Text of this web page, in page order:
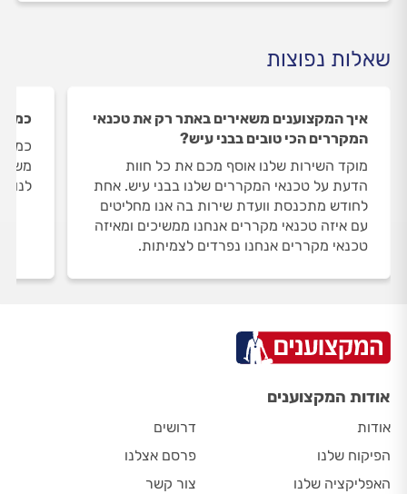
שאלות נפוצות
איך המקצוענים משאירים באתר רק את טכנאי
המקררים הכי טובים בבני עיש?
מוקד השירות שלנו אוסף מכם את כל חוות
הדעת על טכנאי המקררים שלנו בבני עיש. אחת
לחודש מתכנסת וועדת שירות בה אנו מחליטים
עם איזה טכנאי מקררים אנחנו ממשיכים ומאיזה
טכנאי מקררים אנחנו נפרדים לצמיתות.
כמה
לנו 3 טכנאי מקררים בבני עיש.
אודות המקצוענים
אודות
הפיקוח שלנו
האפליקציה שלנו
דרושים
פרסם אצלנו
צור קשר